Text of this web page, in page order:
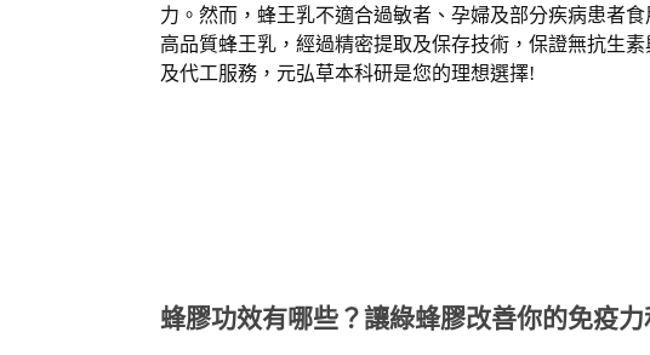
力。然而，蜂王乳不適合過敏者、孕婦及部分疾病患者
高品質蜂王乳，經過精密提取及保存技術，保證無抗生
及代工服務，元弘草本科研是您的理想選擇!
蜂膠功效有哪些？讓綠蜂膠改善你的免疫